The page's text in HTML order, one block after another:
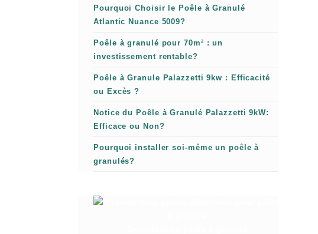
Pourquoi Choisir le Poêle à Granulé
Atlantic Nuance 5009?
Poêle à granulé pour 70m² : un
investissement rentable?
Poêle à Granule Palazzetti 9kw : Efficacité
ou Excès ?
Notice du Poêle à Granulé Palazzetti 9kW:
Efficace ou Non?
Pourquoi installer soi-même un poêle à
granulés?